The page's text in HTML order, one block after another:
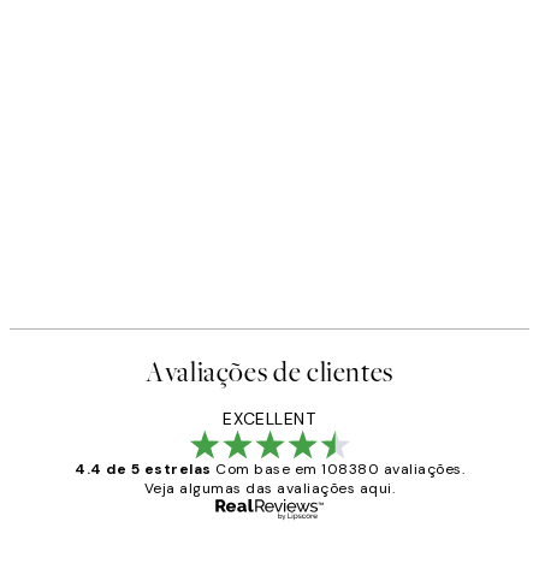
Avaliações de clientes
EXCELLENT
4.4 de 5 estrelas Com base em 108380 avaliações.
Veja algumas das avaliações aqui.